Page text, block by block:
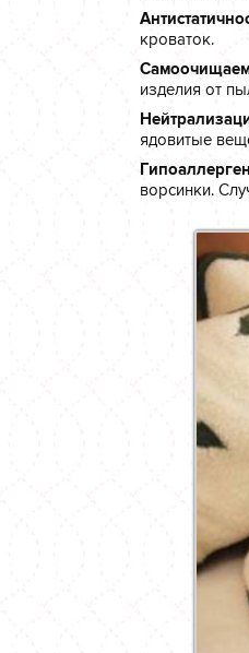
кроваток.
изделия от
ядовитые
ворсинки.